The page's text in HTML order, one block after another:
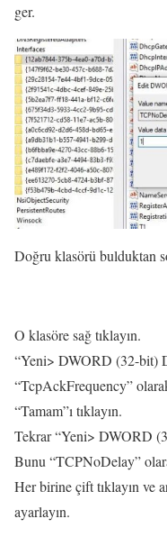
ger.
Doğru klasörü bulduktan
O klasöre sağ tıklayın.
“Yeni> DWORD (32-bit)
“TcpAckFrequency”
“Tamam”ı tıklayın.
Tekrar “Yeni> DWORD
Bunu “TCPNoDelay”
Her birine çift tıklayın ve
ayarlayın.